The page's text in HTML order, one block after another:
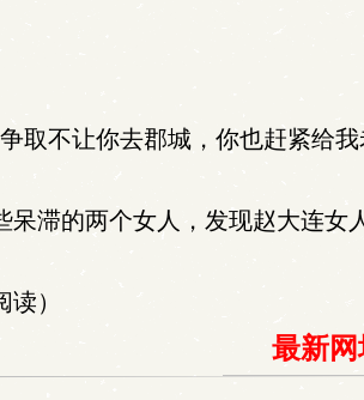
取不让你去郡城，你也赶紧给我
滞的两个女人，发现赵大连女
）
最新网